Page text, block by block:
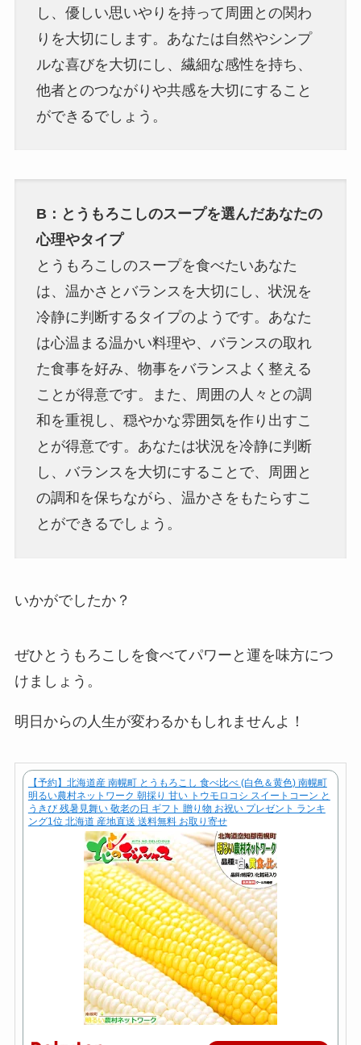
し、優しい思いやりを持って周囲との関わ
りを大切にします。あなたは自然やシンプ
ルな喜びを大切にし、繊細な感性を持ち、
他者とのつながりや共感を大切にすること
ができるでしょう。
B：とうもろこしのスープを選んだあなたの
心理やタイプ
とうもろこしのスープを食べたいあなた
は、温かさとバランスを大切にし、状況を
冷静に判断するタイプのようです。あなた
は心温まる温かい料理や、バランスの取れ
た食事を好み、物事をバランスよく整える
ことが得意です。また、周囲の人々との調
和を重視し、穏やかな雰囲気を作り出すこ
とが得意です。あなたは状況を冷静に判断
し、バランスを大切にすることで、周囲と
の調和を保ちながら、温かさをもたらすこ
とができるでしょう。
いかがでしたか？
ぜひとうもろこしを食べてパワーと運を味方につ
けましょう。
明日からの人生が変わるかもしれませんよ！
【予約】北海道産 南幌町 とうもろこし 食べ比べ (白色＆黄色) 南幌町
明るい農村ネットワーク 朝採り 甘い トウモロコシ スイートコーン と
うきび 残暑見舞い 敬老の日 ギフト 贈り物 お祝い プレゼント ランキ
ング1位 北海道 産地直送 送料無料 お取り寄せ